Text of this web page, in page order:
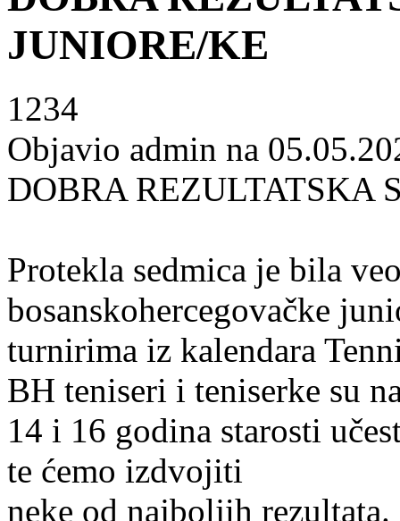
JUNIORE/KE
1234
Objavio admin na
DOBRA REZULTATSKA
Protekla sedmica je bila
bosanskohercegovačke
turnirima iz kalendara
BH teniseri i teniserke su
14 i 16 godina starosti
te ćemo izdvojiti
neke od najboljih rezultata.